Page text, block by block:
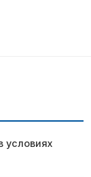
условиях